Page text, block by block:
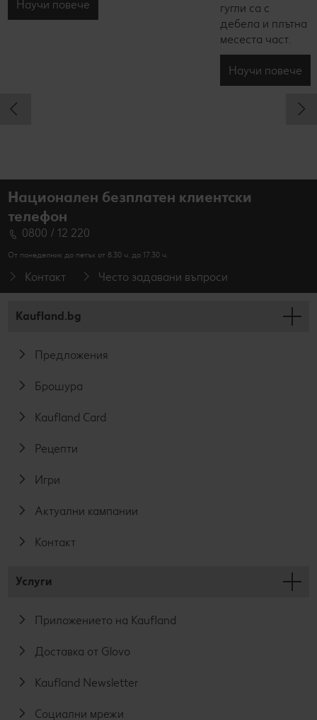
Научи повече
гугли са с
дебела и плътна
месеста част.
Научи повече
Национален безплатен клиентски
телефон
0800 / 12 220
От понеделник до петък от 8.30 ч. до 17.30 ч.
Контакт Често задавани въпроси
Kaufland.bg
Предложения
Брошура
Kaufland Card
Рецепти
Игри
Актуални кампании
Контакт
Услуги
Приложението на Kaufland
Доставка от Glovo
Kaufland Newsletter
Социални мрежи